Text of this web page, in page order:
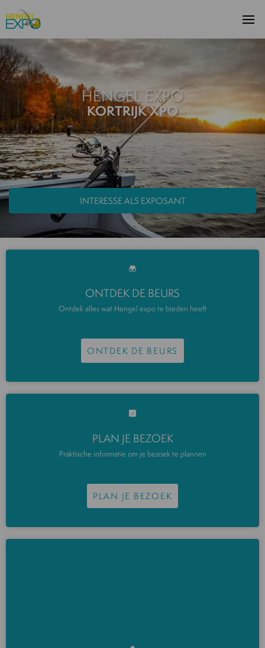
HENGEL EXPO
KORTRIJK XPO
INTERESSE ALS EXPOSANT
ONTDEK DE BEURS
Ontdek alles wat Hengel expo te bieden heeft
ONTDEK DE BEURS
PLAN JE BEZOEK
Praktische informatie om je bezoek te plannen
PLAN JE BEZOEK